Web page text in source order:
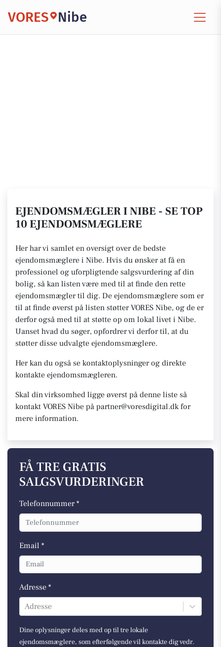
VORES Nibe
EJENDOMSMÆGLER I NIBE - SE TOP
10 EJENDOMSMÆGLERE
Her har vi samlet en oversigt over de bedste
ejendomsmæglere i Nibe. Hvis du ønsker at få en
professionel og uforpligtende salgsvurdering af din
bolig, så kan listen være med til at finde den rette
ejendomsmægler til dig. De ejendomsmæglere som er
til at finde øverst på listen støtter VORES Nibe, og de er
derfor også med til at støtte op om lokal livet i Nibe.
Uanset hvad du søger, opfordrer vi derfor til, at du
støtter disse udvalgte ejendomsmæglere.
Her kan du også se kontaktoplysninger og direkte
kontakte ejendomsmægleren.
Skal din virksomhed ligge øverst på denne liste så
kontakt VORES Nibe på partner@voresdigital.dk for
mere information.
FÅ TRE GRATIS
SALGSVURDERINGER
Telefonnummer *
Email *
Adresse *
Adresse
Dine oplysninger deles med op til tre lokale
ejendomsmæglere, som efterfølgende vil kontakte dig vedr.